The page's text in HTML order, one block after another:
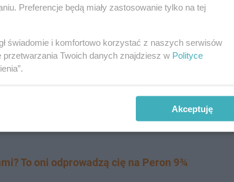
się 'odzobaczyć…
To oni odprowadzą cię na Peron 9¾
Preferencje będą miały zastosowanie tylko na tej
świadomie i komfortowo korzystać z naszych serwisów
Twoich danych znajdziesz w Polityce
Akceptuję